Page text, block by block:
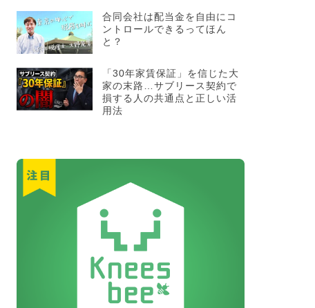
合同会社は配当金を自由にコ
ントロールできるってほん
と？
「30年家賃保証」を信じた大
家の末路…サブリース契約で
損する人の共通点と正しい活
用法